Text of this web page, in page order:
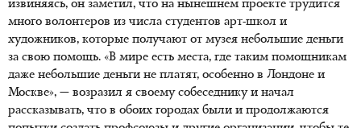
извиняясь, он заметил, что на нынешнем проекте трудится
много волонтеров из числа студентов арт-школ и
художников, которые получают от музея небольшие деньги
за свою помощь. «В мире есть места, где таким помощникам
даже небольшие деньги не платят, особенно в Лондоне и
Москве», — возразил я своему собеседнику и начал
рассказывать, что в обоих городах были и продолжаются